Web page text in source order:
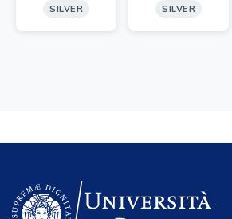
SILVER
SILVER